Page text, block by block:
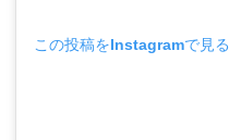
この投稿をInstagramで見る